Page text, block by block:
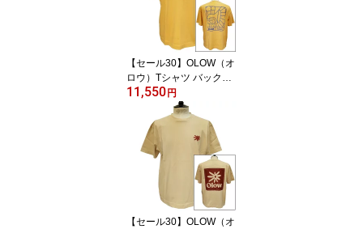
エニフ】
【セール30】OLOW（オ
ロウ）Tシャツ バックプ
リント 楽器イメージのイ
ラスト OL612002-20 マ
スタードxブルー オーガ
ニックコットン100% ゆ
ったりシルエット【フロ
リアン・ガロウ】
11,550 円
【セール30】OLOW（オ